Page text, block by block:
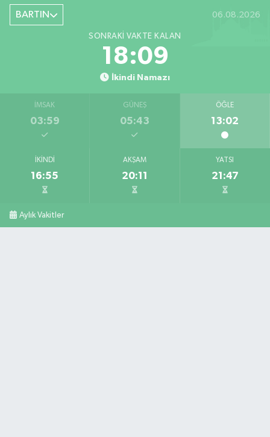
Şiremirçavuş Mahallesi, Kırıkçı Zeliha Ana Sokak No:20 8 Merkez Bartın
0 (378) 227 85 45
BARTIN 06.08.2026
SONRAKI VAKTE KALAN
18:08
İkindi Namazı
İMSAK
03:59
GÜNEŞ
05:43
ÖĞLE
13:02
İKINDI
16:55
AKŞAM
20:11
YATSI
21:47
Aylık Vakitler